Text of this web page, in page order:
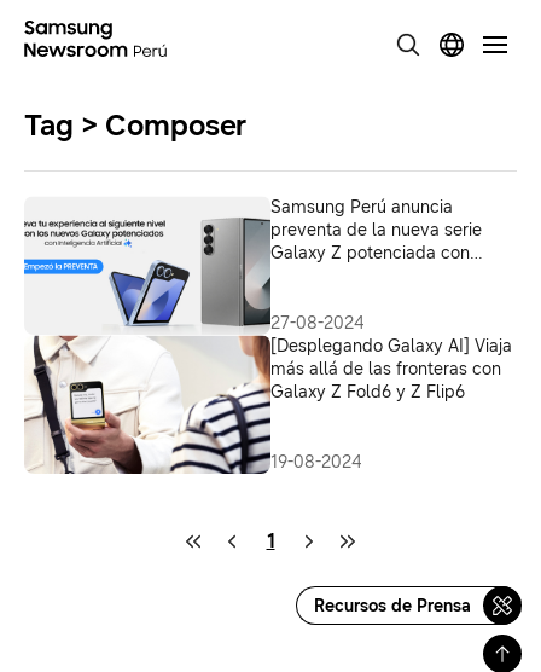
Tag > Composer
Samsung Perú anuncia
preventa de la nueva serie
Galaxy Z potenciada con
27-08-2024
[Desplegando Galaxy AI] Viaja
más allá de las fronteras con
Galaxy Z Fold6 y Z Flip6
19-08-2024
1
Recursos de Prensa